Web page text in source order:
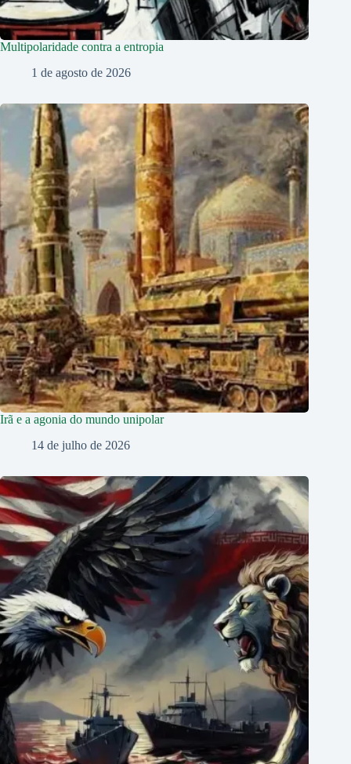
Multipolaridade contra a entropia
1 de agosto de 2026
Irã e a agonia do mundo unipolar
14 de julho de 2026